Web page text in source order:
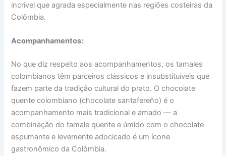
incrível que agrada especialmente nas regiões costeiras da
Colômbia.
Acompanhamentos:
No que diz respeito aos acompanhamentos, os tamales
colombianos têm parceiros clássicos e insubstituíveis que
fazem parte da tradição cultural do prato. O chocolate
quente colombiano (chocolate santafereño) é o
acompanhamento mais tradicional e amado — a
combinação do tamale quente e úmido com o chocolate
espumante e levemente adocicado é um ícone
gastronômico da Colômbia.